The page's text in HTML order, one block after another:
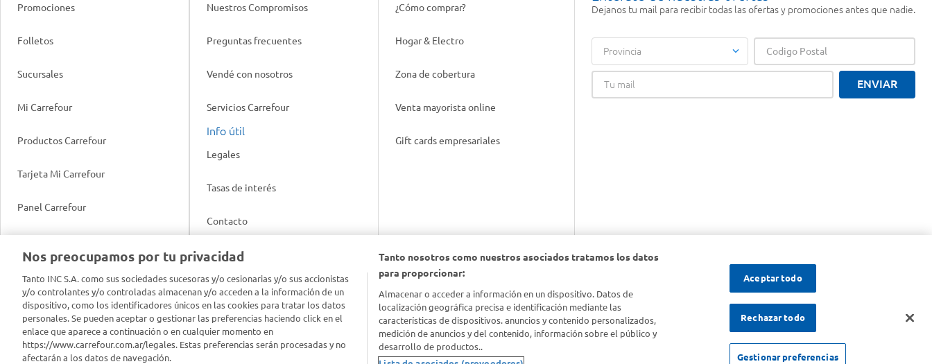
Promociones
Folletos
Sucursales
Mi Carrefour
Productos Carrefour
Tarjeta Mi Carrefour
Panel Carrefour
App Carrefour
Comprometidos Carrefour
Nuestros Compromisos
Preguntas frecuentes
Vendé con nosotros
Servicios Carrefour
Info útil
Legales
Tasas de interés
Contacto
Acuerdo con Acyma
Política de Bienestar Animal
Reporte de Sustentabilidad
¿Cómo comprar?
Hogar & Electro
Zona de cobertura
Venta mayorista online
Gift cards empresariales
Dejanos tu mail para recibir todas las ofertas y promociones antes que nadie.
Provincia
ENVIAR
Nos preocupamos por tu privacidad
Tanto INC S.A. como sus sociedades sucesoras y/o cesionarias y/o sus accionistas
y/o controlantes y/o controladas almacenan y/o acceden a la información de un
dispositivo, como los identificadores únicos en las cookies para tratar los datos
personales. Se pueden aceptar o gestionar las preferencias haciendo click en el
enlace que aparece a continuación o en cualquier momento en
https://www.carrefour.com.ar/legales. Estas preferencias serán procesadas y no
afectarán a los datos de navegación.
Tanto nosotros como nuestros asociados tratamos los datos
para proporcionar:
Almacenar o acceder a información en un dispositivo. Datos de
localización geográfica precisa e identificación mediante las
características de dispositivos. anuncios y contenido personalizados,
medición de anuncios y del contenido, información sobre el público y
desarrollo de productos..
Aceptar todo
Rechazar todo
Gestionar preferencias